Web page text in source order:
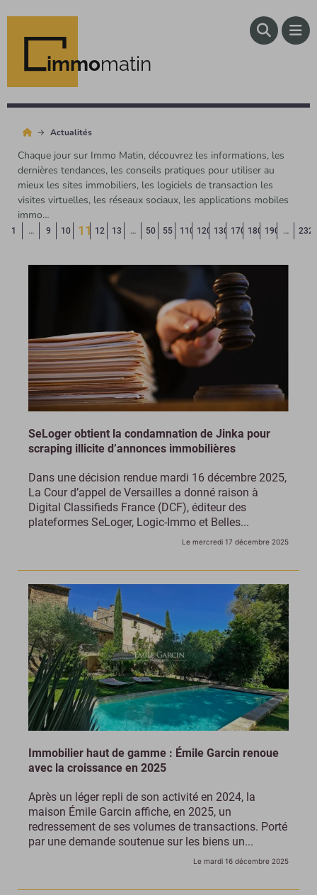
immomatin
Actualités
Chaque jour sur Immo Matin, découvrez les informations, les
dernières tendances, les conseils pratiques pour utiliser au
mieux les sites immobiliers, les logiciels de transaction les
visites virtuelles, les réseaux sociaux, les applications mobiles
immo…
Page précédente
1 … 9 10
11 12 13 … 50 55 110 120 130 170 180 190 … 232
SeLoger obtient la condamnation de Jinka pour
scraping illicite d’annonces immobilières
Dans une décision rendue mardi 16 décembre 2025,
La Cour d’appel de Versailles a donné raison à
Digital Classifieds France (DCF), éditeur des
plateformes SeLoger, Logic-Immo et Belles...
Le mercredi 17 décembre 2025
Immobilier haut de gamme : Émile Garcin renoue
avec la croissance en 2025
Après un léger repli de son activité en 2024, la
maison Émile Garcin affiche, en 2025, un
redressement de ses volumes de transactions. Porté
par une demande soutenue sur les biens un...
Le mardi 16 décembre 2025